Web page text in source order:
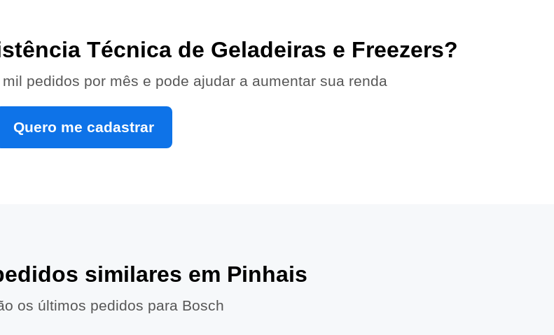
Técnica de Geladeiras e Freezers?
pedidos por mês e pode ajudar a aumentar sua renda
Quero me cadastrar
similares em Pinhais
os últimos pedidos para Bosch